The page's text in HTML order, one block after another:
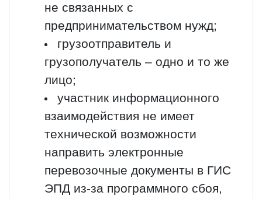
не связанных с
предпринимательством нужд;
грузоотправитель и
грузополучатель – одно и то же
лицо;
участник информационного
взаимодействия не имеет
технической возможности
направить электронные
перевозочные документы в ГИС
ЭПД из-за программного сбоя,